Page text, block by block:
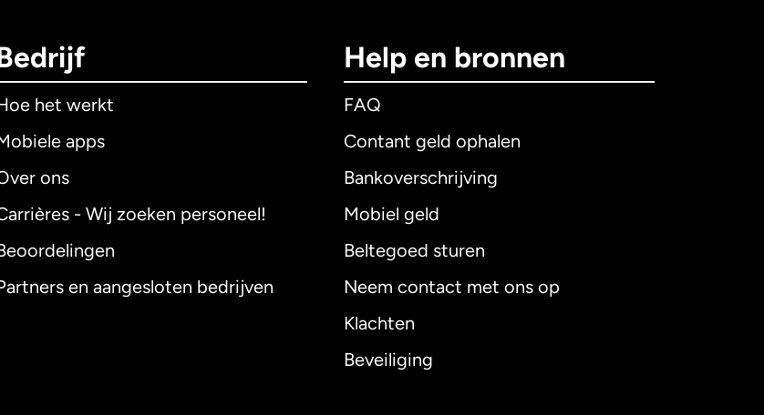
het werkt
apps
ons
- Wij zoeken personeel!
en aangesloten bedrijven
Help en bronnen
FAQ
Contant geld ophalen
Bankoverschrijving
Mobiel geld
Beltegoed sturen
Neem contact met ons op
Klachten
Beveiliging